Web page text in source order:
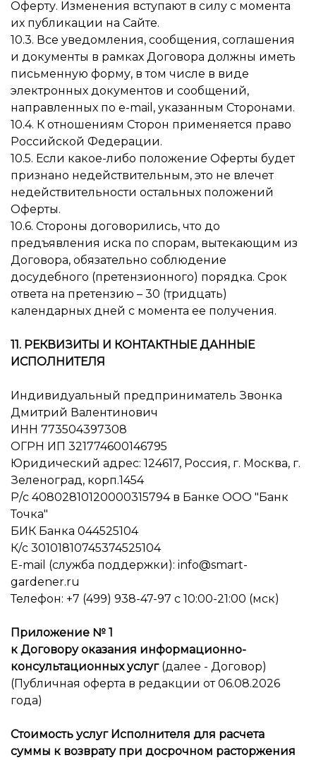
Оферту. Изменения вступают в силу с момента
их публикации на Сайте.
10.3. Все уведомления, сообщения, соглашения
и документы в рамках Договора должны иметь
письменную форму, в том числе в виде
электронных документов и сообщений,
направленных по e-mail, указанным Сторонами.
10.4. К отношениям Сторон применяется право
Российской Федерации.
10.5. Если какое-либо положение Оферты будет
признано недействительным, это не влечет
недействительности остальных положений
Оферты.
10.6. Стороны договорились, что до
предъявления иска по спорам, вытекающим из
Договора, обязательно соблюдение
досудебного (претензионного) порядка. Срок
ответа на претензию – 30 (тридцать)
календарных дней с момента ее получения.
11. РЕКВИЗИТЫ И КОНТАКТНЫЕ ДАННЫЕ
ИСПОЛНИТЕЛЯ
Индивидуальный предприниматель Звонка
Дмитрий Валентинович
ИНН 773504397308
ОГРН ИП 321774600146795
Юридический адрес: 124617, Россия, г. Москва, г.
Зеленоград, корп.1454
Р/с 40802810120000315794 в Банке ООО "Банк
Точка"
БИК Банка 044525104
К/с 30101810745374525104
E-mail (служба поддержки): info@smart-
gardener.ru
Телефон: +7 (499) 938-47-97 с 10:00-21:00 (мск)
Приложение № 1
к Договору оказания информационно-
консультационных услуг(далее - Договор)
(Публичная оферта в редакции от 06.08.2026
года)
Стоимость услуг Исполнителя для расчета
суммы к возврату при досрочном расторжения